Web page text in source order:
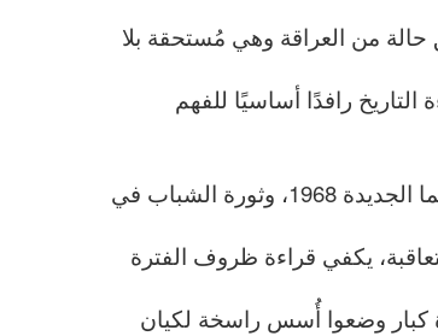
من العراقة وهي مُستحقة بلا
رافدًا أساسيًا للفهم
من خلال تجربة التأسيس التي جاءت نتاج طبيعي لحركة السينما الجديدة 1968، وثورة الشباب في
يكفي قراءة ظروف الفترة
كبار وضعوا أُسس راسخة لكيان